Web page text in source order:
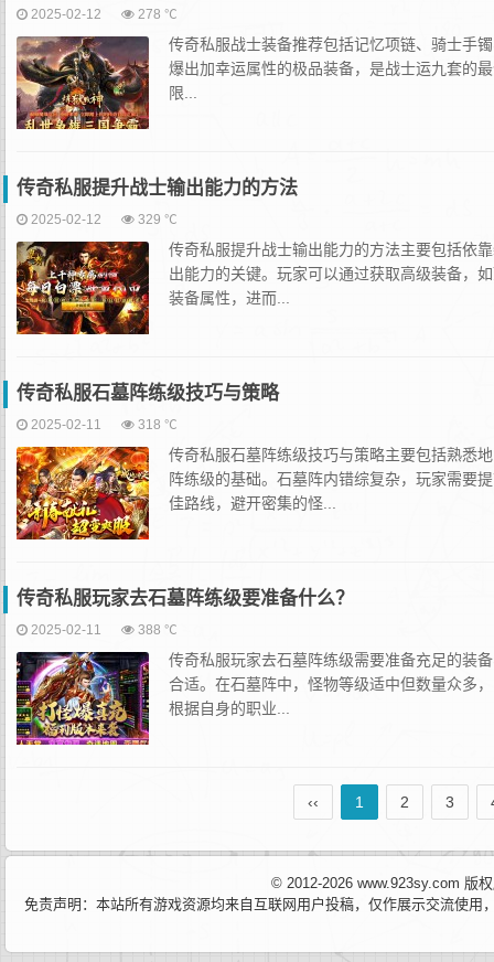
2025-02-12 278 ℃
传奇私服战士装备推荐包括记忆项链、骑士手
爆出加幸运属性的极品装备，是战士运九套的
限...
传奇私服提升战士输出能力的方法
2025-02-12 329 ℃
传奇私服提升战士输出能力的方法主要包括依
出能力的关键。玩家可以通过获取高级装备，
装备属性，进而...
传奇私服石墓阵练级技巧与策略
2025-02-11 318 ℃
传奇私服石墓阵练级技巧与策略主要包括熟悉
阵练级的基础。石墓阵内错综复杂，玩家需要
佳路线，避开密集的怪...
传奇私服玩家去石墓阵练级要准备什么？
2025-02-11 388 ℃
传奇私服玩家去石墓阵练级需要准备充足的装
合适。在石墓阵中，怪物等级适中但数量众多
根据自身的职业...
‹‹ 1 2 3
© 2012-2026 www.923sy.com 版
免责声明：本站所有游戏资源均来自互联网用户投稿，仅作展示交流使